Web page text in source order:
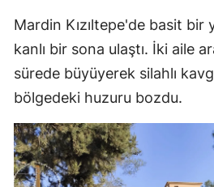
Mardin Kızıltepe'de basit bir
kanlı bir sona ulaştı. İki aile
sürede büyüyerek silahlı
bölgedeki huzuru bozdu.